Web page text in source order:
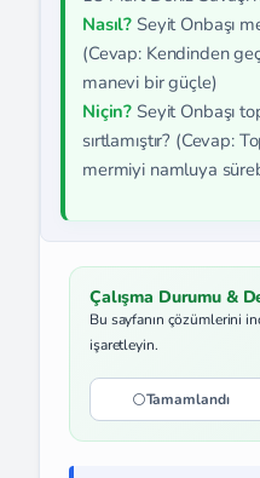
Nasıl? Seyit Onbaşı
(Cevap: Kendinden
manevi bir güçle)
Niçin? Seyit Onbaşı
sırtlamıştır? (Cevap:
mermiyi namluya
Çalışma Durumu &
Bu sayfanın çözümlerini
işaretleyin.
Tamamlandı